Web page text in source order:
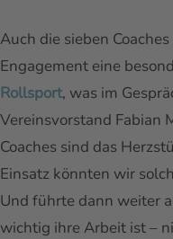
Auch die sieben
Engagement eine
Rollsport, was im
Vereinsvorstand Fabian
Coaches sind das
Einsatz könnten wir
Und führte dann weiter
wichtig ihre Arbeit ist –